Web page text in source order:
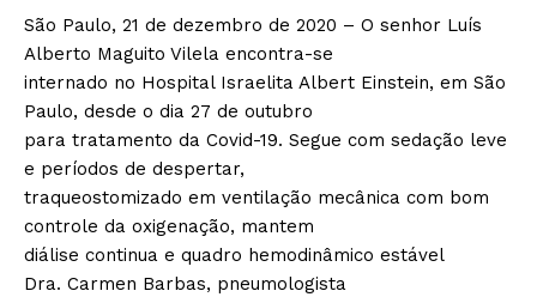
São Paulo, 21 de dezembro de 2020 – O senhor Luís
Alberto Maguito Vilela encontra-se
internado no Hospital Israelita Albert Einstein, em São
Paulo, desde o dia 27 de outubro
para tratamento da Covid-19. Segue com sedação leve
e períodos de despertar,
traqueostomizado em ventilação mecânica com bom
controle da oxigenação, mantem
diálise continua e quadro hemodinâmico estável
Dra. Carmen Barbas, pneumologista